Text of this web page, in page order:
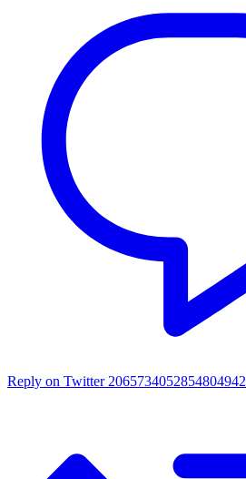
Reply on Twitter 2065734052854804942